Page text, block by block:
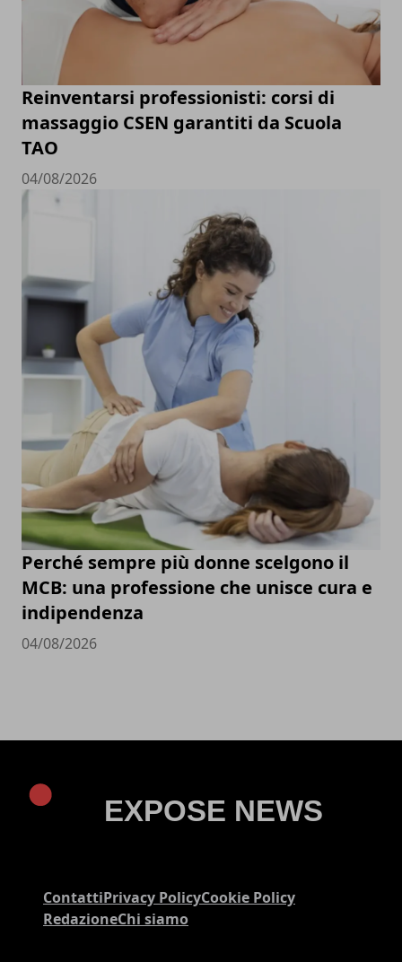
Reinventarsi professionisti: corsi di
massaggio CSEN garantiti da Scuola
TAO
04/08/2026
Perché sempre più donne scelgono il
MCB: una professione che unisce cura e
indipendenza
04/08/2026
ContattiPrivacy PolicyCookie Policy
RedazioneChi siamo